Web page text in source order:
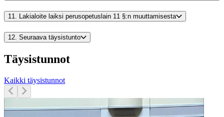
11. Lakialoite laiksi perusopetuslain 11 §:n muuttamisesta
12. Seuraava täysistunto
Täysistunnot
Kaikki täysistunnot